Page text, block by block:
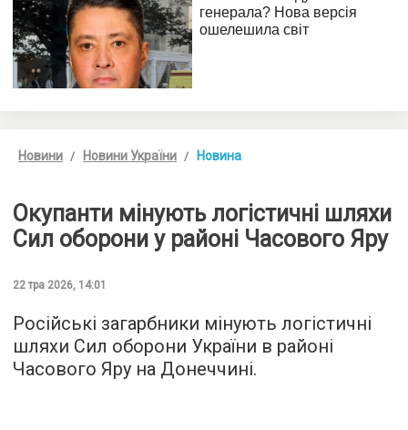
Новини Новини України Новина
Окупанти мінують логістичні шляхи
Сил оборони у районі Часового Яру
22 тра 2026, 14:01
Російські загарбники мінують логістичні
шляхи Сил оборони України в районі
Часового Яру на Донеччині.